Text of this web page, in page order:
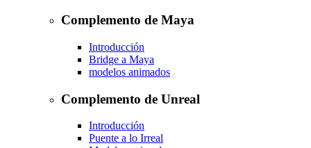
Complemento de Maya
Introducción
Bridge a Maya
modelos animados
Complemento de Unreal
Introducción
Puente a lo Irreal